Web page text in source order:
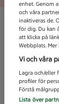
enhet. Genom
och våra
inaktiveras de.
för dig. Du kan
att klicka på
Webbplats.
Vi och våra
Lagra och/eller
profiler för
Förstå
Lista över